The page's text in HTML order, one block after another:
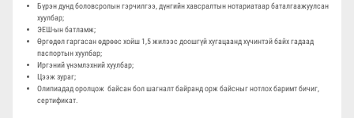
Бүрэн дунд боловсролын гэрчилгээ, дүнгийн хавсралтын нотариатаар баталгаажуулсан
хуулбар;
ЭЕШ-ын батламж;
Өргөдөл гаргасан өдрөөс хойш 1,5 жилээс доошгүй хугацаанд хүчинтэй байх гадаад
паспортын хуулбар;
Иргэний үнэмлэхний хуулбар;
Цээж зураг;
Олипиадад оролцож байсан бол шагналт байранд орж байсныг нотлох баримт бичиг,
сертификат.